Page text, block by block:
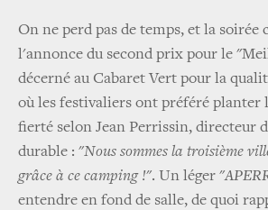
On ne perd pas de temps, et la soirée
l'annonce du second prix pour le
décerné au Cabaret Vert pour la
où les festivaliers ont préféré planter
fierté selon Jean Perrissin, directeur
durable : "Nous sommes la troisième
grâce à ce camping !". Un léger "
entendre en fond de salle, de quoi